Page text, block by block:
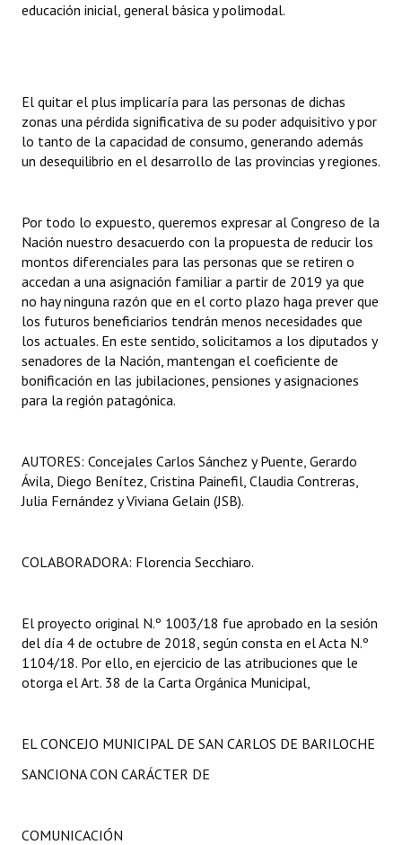
educación inicial, general básica y polimodal.
El quitar el plus implicaría para las personas de dichas
zonas una pérdida significativa de su poder adquisitivo y por
lo tanto de la capacidad de consumo, generando además
un desequilibrio en el desarrollo de las provincias y regiones.
Por todo lo expuesto, queremos expresar al Congreso de la
Nación nuestro desacuerdo con la propuesta de reducir los
montos diferenciales para las personas que se retiren o
accedan a una asignación familiar a partir de 2019 ya que
no hay ninguna razón que en el corto plazo haga prever que
los futuros beneficiarios tendrán menos necesidades que
los actuales. En este sentido, solicitamos a los diputados y
senadores de la Nación, mantengan el coeficiente de
bonificación en las jubilaciones, pensiones y asignaciones
para la región patagónica.
AUTORES: Concejales Carlos Sánchez y Puente, Gerardo
Ávila, Diego Benítez, Cristina Painefil, Claudia Contreras,
Julia Fernández y Viviana Gelain (JSB).
COLABORADORA: Florencia Secchiaro.
El proyecto original N.º 1003/18 fue aprobado en la sesión
del día 4 de octubre de 2018, según consta en el Acta N.º
1104/18. Por ello, en ejercicio de las atribuciones que le
otorga el Art. 38 de la Carta Orgánica Municipal,
EL CONCEJO MUNICIPAL DE SAN CARLOS DE BARILOCHE
SANCIONA CON CARÁCTER DE
COMUNICACIÓN